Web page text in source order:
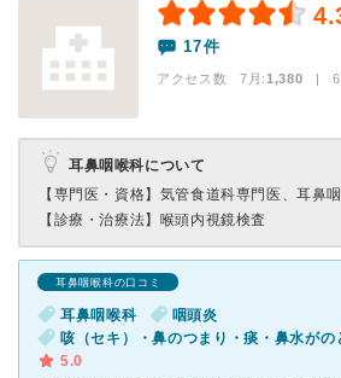
17件
アクセス数 7月:1,380 | 6
耳鼻咽喉科について
【専門医・資格】 気管食道科専門医、耳鼻
【診療・治療法】 喉頭内視鏡検査
耳鼻咽喉科の口コミ
耳鼻咽喉科
咽頭炎
咳（セキ）・鼻のつまり・痰・鼻水がの
5.0